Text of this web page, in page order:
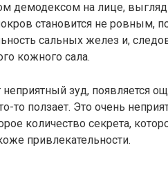
демодексом на лице,
становится не ровным,
сальных желез и,
кожного сала.
зуд, появляется
ползает. Это очень
количество секрета,
привлекательности.